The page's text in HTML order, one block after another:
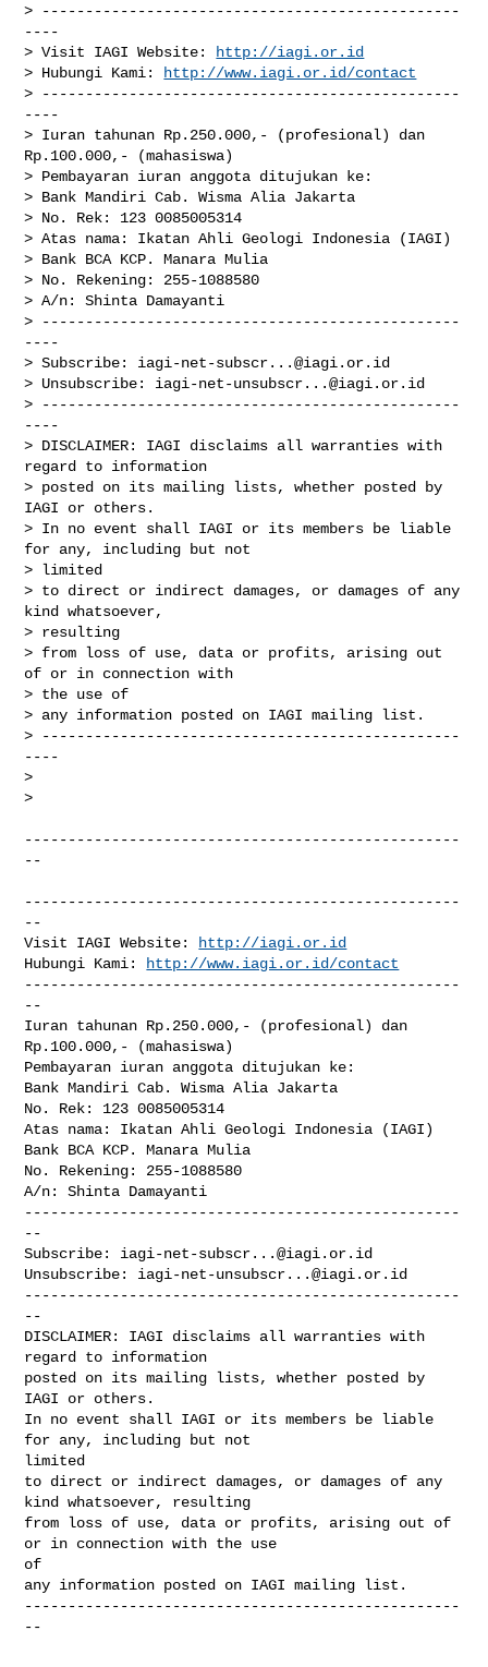
> ------------------------------------------------
----
> Visit IAGI Website:
http://iagi.or.id
> Hubungi Kami:
http://www.iagi.or.id/contact
> ------------------------------------------------
----
> Iuran tahunan Rp.250.000,- (profesional) dan
Rp.100.000,- (mahasiswa)
> Pembayaran iuran anggota ditujukan ke:
> Bank Mandiri Cab. Wisma Alia Jakarta
> No. Rek: 123 0085005314
> Atas nama: Ikatan Ahli Geologi Indonesia (IAGI)
> Bank BCA KCP. Manara Mulia
> No. Rekening: 255-1088580
> A/n: Shinta Damayanti
> ------------------------------------------------
----
> Subscribe: iagi-net-subscr...@iagi.or.id
> Unsubscribe: iagi-net-unsubscr...@iagi.or.id
> ------------------------------------------------
----
> DISCLAIMER: IAGI disclaims all warranties with
regard to information
> posted on its mailing lists, whether posted by
IAGI or others.
> In no event shall IAGI or its members be liable
for any, including but not
> limited
> to direct or indirect damages, or damages of any
kind whatsoever,
> resulting
> from loss of use, data or profits, arising out
of or in connection with
> the use of
> any information posted on IAGI mailing list.
> ------------------------------------------------
----
>
>
--------------------------------------------------
--
--------------------------------------------------
--
Visit IAGI Website:
http://iagi.or.id
Hubungi Kami:
http://www.iagi.or.id/contact
--------------------------------------------------
--
Iuran tahunan Rp.250.000,- (profesional) dan
Rp.100.000,- (mahasiswa)
Pembayaran iuran anggota ditujukan ke:
Bank Mandiri Cab. Wisma Alia Jakarta
No. Rek: 123 0085005314
Atas nama: Ikatan Ahli Geologi Indonesia (IAGI)
Bank BCA KCP. Manara Mulia
No. Rekening: 255-1088580
A/n: Shinta Damayanti
--------------------------------------------------
--
Subscribe: iagi-net-subscr...@iagi.or.id
Unsubscribe: iagi-net-unsubscr...@iagi.or.id
--------------------------------------------------
--
DISCLAIMER: IAGI disclaims all warranties with
regard to information
posted on its mailing lists, whether posted by
IAGI or others.
In no event shall IAGI or its members be liable
for any, including but not
limited
to direct or indirect damages, or damages of any
kind whatsoever, resulting
from loss of use, data or profits, arising out of
or in connection with the use
of
any information posted on IAGI mailing list.
--------------------------------------------------
--